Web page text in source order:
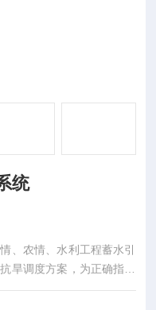
统
、农情、水利工程蓄水引
旱调度方案，为正确指挥
灾害损失。